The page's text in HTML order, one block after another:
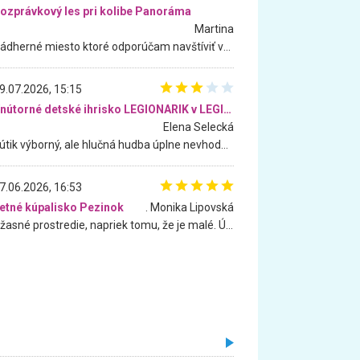
les pri kolibe Panoráma
Martina
15:15
Vnútorné detské ihrisko LEGIONARIK v LEGIA Fitness
Elena Selecká
16:53
kúpalisko Pezinok
. Monika Lipovská